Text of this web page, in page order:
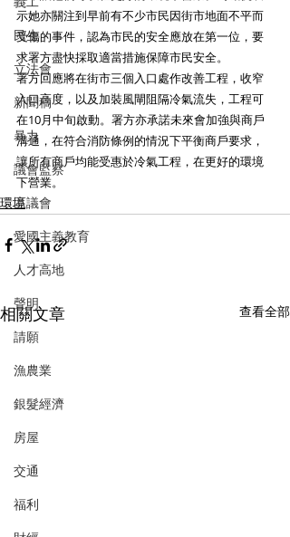
民生
立法會
新聞稿
暴力
議會監察
區議會
愛國主義教育
人才高地
聲明
請願
漁農業
銀髮經濟
房屋
交通
福利
示她亦關注到早前有不少市民因街市地面不平而
受傷的事件，認為市民的安全應放在第一位，要
求署方盡快採取適當措施保障市民安全。
署方回應將在街市三個入口處作改善工程，收窄
入口高度，以及加裝風閘阻隔冷氣流失，工程可
在10月中旬啟動。署方亦承諾未來會加強與商戶
溝通，在符合消防條例的情況下平衡商戶要求，
讓所有商戶均能受惠於冷氣工程，在更好的環境
下營業。
環境
相關文章 查看全部